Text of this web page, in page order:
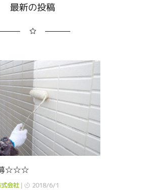
最新の投稿
☆☆☆
会社 | 2018/6/1